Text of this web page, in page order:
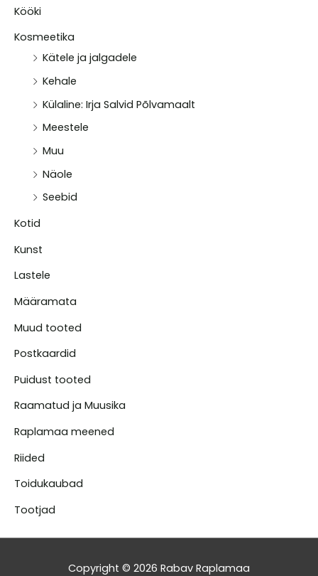
Kööki
Kosmeetika
Kätele ja jalgadele
Kehale
Külaline: Irja Salvid Põlvamaalt
Meestele
Muu
Näole
Seebid
Kotid
Kunst
Lastele
Määramata
Muud tooted
Postkaardid
Puidust tooted
Raamatud ja Muusika
Raplamaa meened
Riided
Toidukaubad
Tootjad
Copyright © 2026 Rabav Raplamaa